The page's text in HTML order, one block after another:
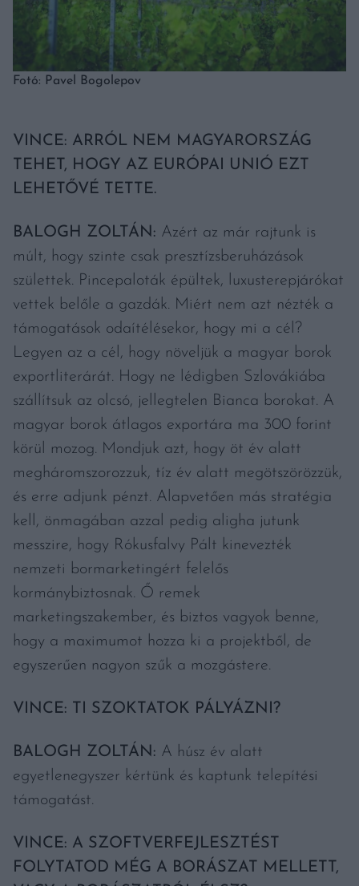
Fotó: Pavel Bogolepov
VINCE: ARRÓL NEM MAGYARORSZÁG
TEHET, HOGY AZ EURÓPAI UNIÓ EZT
LEHETŐVÉ TETTE.
BALOGH ZOLTÁN: Azért az már rajtunk is
múlt, hogy szinte csak presztízsberuházások
születtek. Pincepaloták épültek, luxusterepjárókat
vettek belőle a gazdák. Miért nem azt nézték a
támogatások odaítélésekor, hogy mi a cél?
Legyen az a cél, hogy növeljük a magyar borok
exportliterárát. Hogy ne lédigben Szlovákiába
szállítsuk az olcsó, jellegtelen Bianca borokat. A
magyar borok átlagos exportára ma 300 forint
körül mozog. Mondjuk azt, hogy öt év alatt
megháromszorozzuk, tíz év alatt megötszörözzük,
és erre adjunk pénzt. Alapvetően más stratégia
kell, önmagában azzal pedig aligha jutunk
messzire, hogy Rókusfalvy Pált kinevezték
nemzeti bormarketingért felelős
kormánybiztosnak. Ő remek
marketingszakember, és biztos vagyok benne,
hogy a maximumot hozza ki a projektből, de
egyszerűen nagyon szűk a mozgástere.
VINCE: TI SZOKTATOK PÁLYÁZNI?
BALOGH ZOLTÁN: A húsz év alatt
egyetlenegyszer kértünk és kaptunk telepítési
támogatást.
VINCE: A SZOFTVERFEJLESZTÉST
FOLYTATOD MÉG A BORÁSZAT MELLETT,